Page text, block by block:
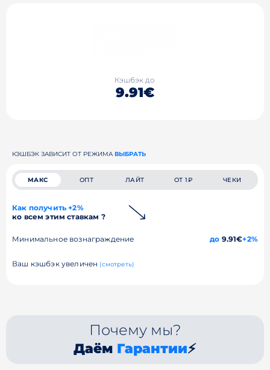
Кэшбэк до
9.91€
КЭШБЭК ЗАВИСИТ ОТ РЕЖИМА ВЫБРАТЬ
МАКС ОПТ ЛАЙТ ОТ 1₽ ЧЕКИ
Как получить +2%
ко всем этим ставкам ?
Минимальное вознаграждение до 9.91€+2%
Ваш кэшбэк увеличен (смотреть)
Почему мы?
Даём Гарантии⚡